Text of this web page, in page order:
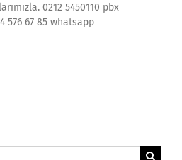
0212 5450110 pbx
576 67 85 whatsapp